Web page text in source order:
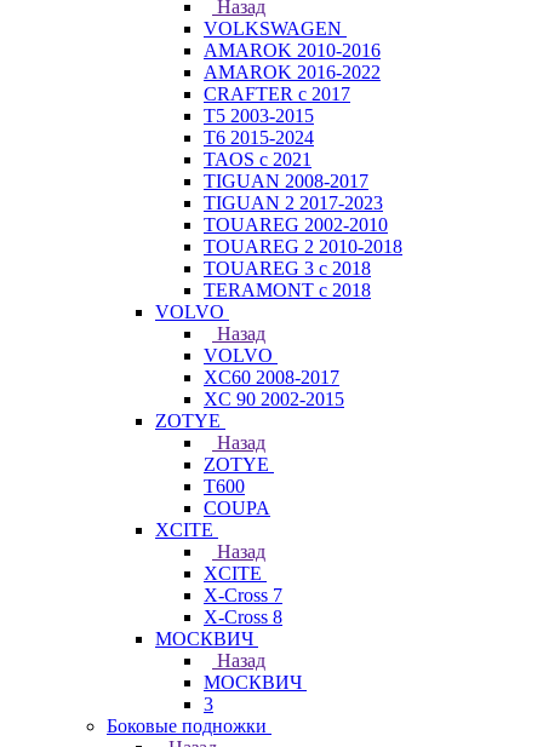
Назад
VOLKSWAGEN
AMAROK 2010-2016
AMAROK 2016-2022
CRAFTER с 2017
T5 2003-2015
T6 2015-2024
TAOS с 2021
TIGUAN 2008-2017
TIGUAN 2 2017-2023
TOUAREG 2002-2010
TOUAREG 2 2010-2018
TOUAREG 3 с 2018
TERAMONT с 2018
VOLVO
Назад
VOLVO
XC60 2008-2017
XC 90 2002-2015
ZOTYE
Назад
ZOTYE
T600
COUPA
XCITE
Назад
XCITE
X-Cross 7
X-Cross 8
МОСКВИЧ
Назад
МОСКВИЧ
3
Боковые подножки